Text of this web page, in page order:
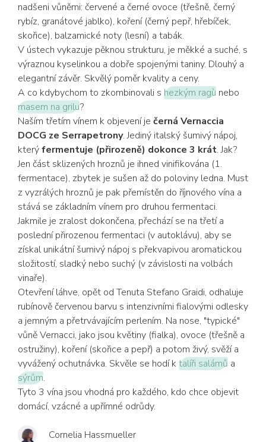
nadšeni vůněmi: červené a černé ovoce (třešně, černý
rybíz, granátové jablko), koření (černý pepř, hřebíček,
skořice), balzamické noty (lesní) a tabák.
V ústech vykazuje pěknou strukturu, je měkké a suché, s
výraznou kyselinkou a dobře spojenými taniny. Dlouhý a
elegantní závěr. Skvělý poměr kvality a ceny.
A co kdybychom to zkombinovali s hezkým ragù nebo
masem na grilu?
Naším třetím vínem k objevení je černá Vernaccia
DOCG ze Serrapetrony. Jediný italský šumivý nápoj,
kterýfermentuje (přirozeně) dokonce 3 krát. Jak?
Jen část sklizených hroznů je ihned vinifikována (1.
fermentace), zbytek je sušen až do poloviny ledna. Must
z vyzrálých hroznů je pak přemístěn do říjnového vína a
stává se základním vínem pro druhou fermentaci.
Jakmile je zralost dokončena, přechází se na třetí a
poslední přirozenou fermentaci (v autoklávu), aby se
získal unikátní šumivý nápoj s překvapivou aromatickou
složitostí, sladký nebo suchý (v závislosti na volbách
vinaře).
Otevření láhve, opět od Tenuta Stefano Graidi, odhaluje
rubínově červenou barvu s intenzivními fialovými odlesky
a jemným a přetrvávajícím perlením. Na nose, "typické"
vůně Vernacci, jako jsou květiny (fialka), ovoce (třešně a
ostružiny), koření (skořice a pepř) a potom živý, svěží a
vyvážený ochutnávka. Skvěle se hodí ktalíři salámů a
sýrům.
Tyto 3 vína jsou vhodná pro každého, kdo chce objevit
domácí, vzácné a upřímné odrůdy.
Cornelia Hassmueller